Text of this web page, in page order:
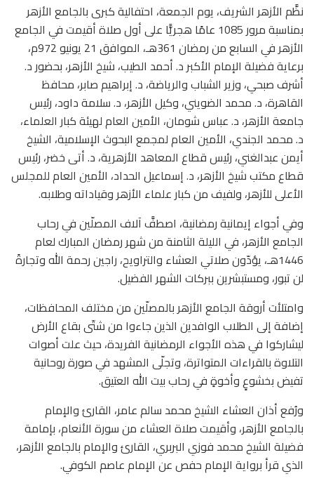
نظَّم الأزهر الشريف، يوم الجمعة، احتفالية كبرى بالجامع الأزهر
بمناسبة مرور 1085 عامًا هجريًّا على أول صلاة أقيمت في الجامع
الأزهر في السابع من رمضان 361هـ، الموافق 21 يونيو 972م،
برعاية فضيلة الإمام الأكبر د. أحمد الطيب، شيخ الأزهر، بحضور د.
أشرف صبحي، وزير الشباب والرياضة، د. إبراهيم صابر، محافظ
القاهرة، د. محمد الضويني، وكيل الأزهر، د. سلامة داود، رئيس
جامعة الأزهر، د. عباس شومان، الأمين العام لهيئة كبار العلماء،
د. محمد الجندي، الأمين العام لمجمع البحوث الإسلامية، الشيخ
أيمن عبدالغني، رئيس قطاع المعاهد الأزهرية، د. أتى خضر، رئيس
قطاع مكتب شيخ الأزهر، د. إسماعيل الحداد، الأمين العام للمجلس
الأعلى للأزهر، ولفيف من كبار علماء الأزهر وقياداته وطلابه.
وفي أجواء إيمانية رمضانية، اصطفَّ آلاف المصلّين في رحاب
الجامع الأزهر، في الليلة الثامنة من شهر رمضان المبارك لعام
1446هـ، يؤدّون صلاتي العشاء والتراويح، راجين رحمة الله وتجارةً
لن تبور، ومستبشرين ببركات الشهر الفضيل.
وامتلأت أروقة الجامع الأزهر بالمصلّين من مختلف المحافظات،
إضافة إلى الطلاب الوافدين الذين جاءوا من شتّى بقاع الأرض
ليشاركوا في هذه الأجواء الرمضانية الفريدة، حيث علت أصوات
التلاوة بالقراءات المتواترة، وتجلّى المشهد في صورة روحانية
تفيض بخشوعٍ وأخوةٍ في رحاب بيت الله العتيق.
ورُفع أذان العشاء الشيخ محمد سالم عامر، القارئ والإمام
بالجامع الأزهر، وأقيمت صلاة العشاء من سورة الأنعام، بإمامة
فضيلة الشيخ محمد فوزي البربري، القارئ والإمام بالجامع الأزهر،
الذي قرأ برواية الإمام حفص عن الإمام عاصم الكوفي.